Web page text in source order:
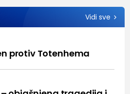
Vidi sve
protiv Totenhema